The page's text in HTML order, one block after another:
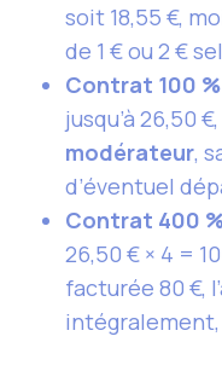
soit 18,55 €,
de 1 € ou 2 €
Contrat 100 %
jusqu’à 26,50
modérateur,
d’éventuel
Contrat 400
26,50 € × 4 =
facturée 80 €,